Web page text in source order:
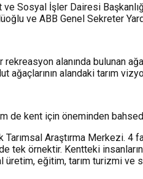
ve Sosyal İşler Dairesi
ve ABB Genel Sekreter
alanında bulunan
alandaki tarım
de kent için öneminden
Araştırma Merkezi. 4
tek örnektir. Kentteki
eğitim, tarım turizmi ve